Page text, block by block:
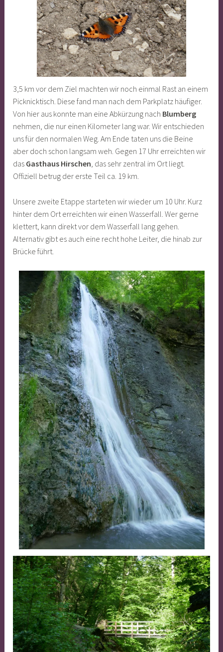
3,5 km vor dem Ziel machten wir noch einmal Rast an einem
Picknicktisch. Diese fand man nach dem Parkplatz häufiger.
Von hier aus konnte man eine Abkürzung nach Blumberg
nehmen, die nur einen Kilometer lang war. Wir entschieden
uns für den normalen Weg. Am Ende taten uns die Beine
aber doch schon langsam weh. Gegen 17 Uhr erreichten wir
das Gasthaus Hirschen, das sehr zentral im Ort liegt.
Offiziell betrug der erste Teil ca. 19 km.
Unsere zweite Etappe starteten wir wieder um 10 Uhr. Kurz
hinter dem Ort erreichten wir einen Wasserfall. Wer gerne
klettert, kann direkt vor dem Wasserfall lang gehen.
Alternativ gibt es auch eine recht hohe Leiter, die hinab zur
Brücke führt.